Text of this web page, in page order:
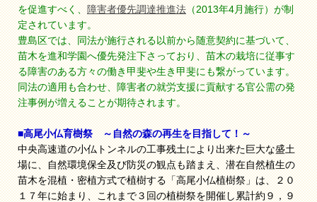
を促進すべく、障害者優先調達推進法（2013年4月施行）が制
定されています。
豊島区では、同法が施行される以前から随意契約に基づいて、
苗木を進和学園へ優先発注下さっており、苗木の栽培に従事す
る障害のある方々の働き甲斐や生き甲斐にも繋がっています。
同法の適用も合わせ、障害者の就労支援に貢献する官公需の発
注事例が増えることが期待されます。
■高尾小仏育樹祭 ～自然の森の再生を目指して！～
中央高速道の小仏トンネルの工事残土により出来た巨大な盛土
場に、自然環境保全及び防災の観点も踏まえ、潜在自然植生の
苗木を混植・密植方式で植樹する「高尾小仏植樹祭」は、２０
１７年に始まり、これまで３回の植樹祭を開催し累計約９，９